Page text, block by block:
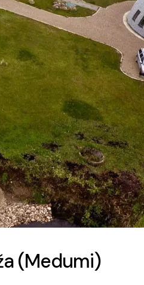
(Medumi)